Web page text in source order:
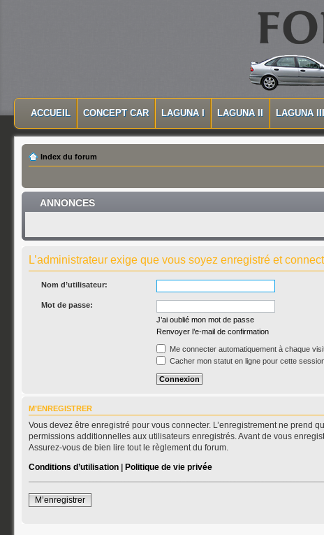
MENU PRINCIPAL
ACCUEIL CONCEPT CAR LAGUNA I LAGUNA II LAGUNA III
Index du forum
ANNONCES
L’administrateur exige que vous soyez enregistré et
Nom d’utilisateur:
Mot de passe:
J’ai oublié mon mot de passe
Renvoyer l’e-mail de confirmation
Me connecter automatiquement à chaque
Cacher mon statut en ligne pour cette
M’ENREGISTRER
Vous devez être enregistré pour vous connecter. L’enregistrement ne prend
permissions additionnelles aux utilisateurs enregistrés. Avant de vous
Assurez-vous de bien lire tout le règlement du forum.
Conditions d’utilisation |Politique de vie privée
M’enregistrer